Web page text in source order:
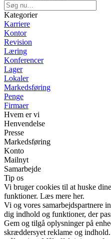
Kategorier
Karriere
Kontor
Revision
Læring
Konferencer
Lager
Lokaler
Markedsføring
Penge
Firmaer
Hvem er vi
Henvendelse
Presse
Markedsføring
Konto
Mailnyt
Samarbejde
Tip os
Vi bruger cookies til at huske
funktioner. Læs mere her.
Vi og vores samarbejdspartnere
dig indhold og funktioner, der
Gem og tilgå oplysninger på
skræddersyet reklame og